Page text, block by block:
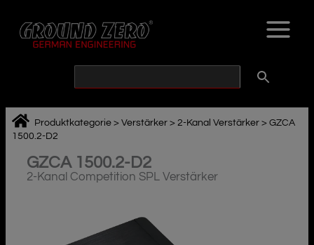
springen
Produktkategorie >Verstärker >2-Kanal Verstärker >GZCA
1500.2-D2
GZCA 1500.2-D2
2-Kanal Competition SPL Verstärker